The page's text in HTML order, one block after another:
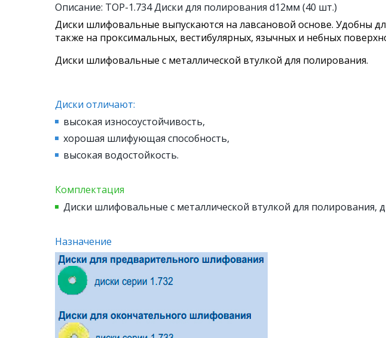
Описание: ТОР-1.734 Диски для полирования d12мм (40 шт.)
Диски шлифовальные выпускаются на лавсановой основе. Удобны
также на проксимальных, вестибулярных, язычных и небных
Диски шлифовальные с металлической втулкой для полирования.
Диски отличают:
высокая износоустойчивость,
хорошая шлифующая способность,
высокая водостойкость.
Комплектация
Диски шлифовальные с металлической втулкой для полирования,
Назначение